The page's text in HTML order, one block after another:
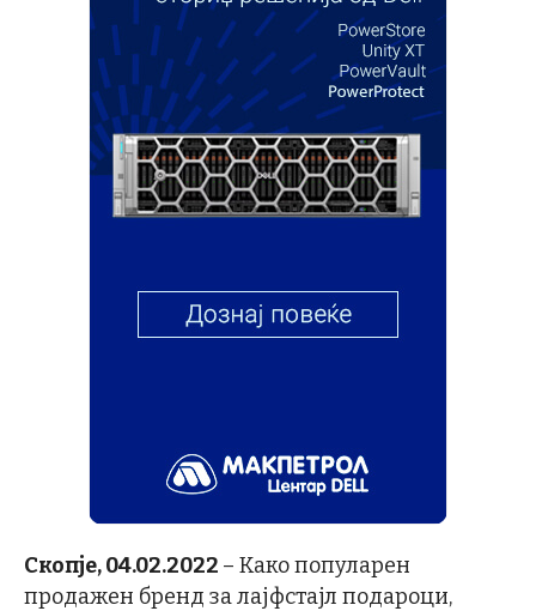
Скопје, 04.02.2022 – Како популарен
продажен бренд за лајфстајл подароци,